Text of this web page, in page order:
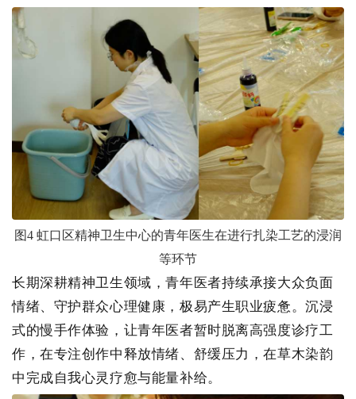
图4 虹口区精神卫生中心的青年医生在进行扎染工艺的浸润
等环节
长期深耕精神卫生领域，青年医者持续承接大众负面
情绪、守护群众心理健康，极易产生职业疲惫。沉浸
式的慢手作体验，让青年医者暂时脱离高强度诊疗工
作，在专注创作中释放情绪、舒缓压力，在草木染韵
中完成自我心灵疗愈与能量补给。